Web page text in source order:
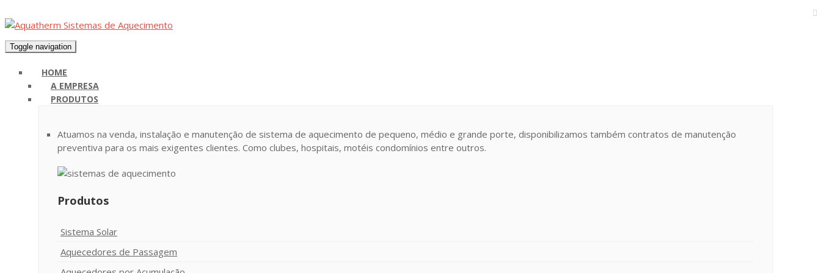
Toggle navigation
HOME
A EMPRESA
PRODUTOS
Atuamos na venda, instalação e manutenção de sistema de aquecimento de pequeno, médio e grande porte, disponibilizamos também contratos de manutenção
preventiva para os mais exigentes clientes. Como clubes, hospitais, motéis condomínios entre outros.
Produtos
Sistema Solar
Aquecedores de Passagem